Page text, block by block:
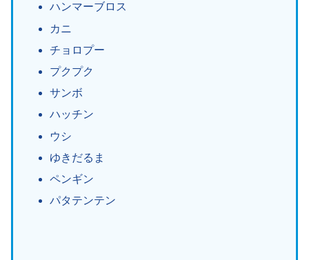
ハンマーブロス
カニ
チョロプー
プクプク
サンボ
ハッチン
ウシ
ゆきだるま
ペンギン
パタテンテン